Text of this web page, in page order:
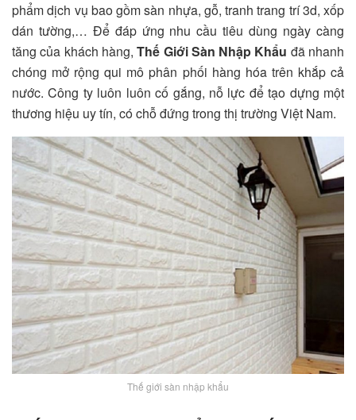
phẩm dịch vụ bao gồm sàn nhựa, gỗ, tranh trang trí 3d, xốp
dán tường,… Để đáp ứng nhu cầu tiêu dùng ngày càng
tăng của khách hàng,Thế Giới Sàn Nhập Khẩu đã nhanh
chóng mở rộng qui mô phân phối hàng hóa trên khắp cả
nước. Công ty luôn luôn cố gắng, nỗ lực để tạo dựng một
thương hiệu uy tín, có chỗ đứng trong thị trường Việt Nam.
Thế giới sàn nhập khẩu